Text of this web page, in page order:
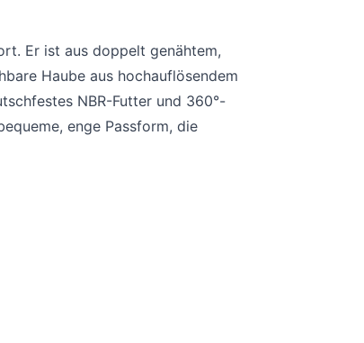
Er ist aus doppelt genähtem,
Haube aus hochauflösendem
NBR-Futter und 360°-
enge Passform, die